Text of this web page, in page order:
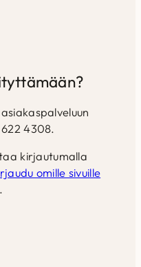
4308.
kirjautumalla
omille sivuille
.